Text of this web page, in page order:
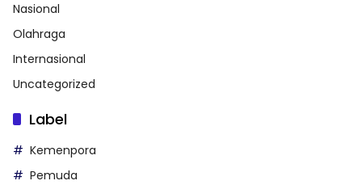
Nasional
Olahraga
Internasional
Uncategorized
Label
Kemenpora
Pemuda